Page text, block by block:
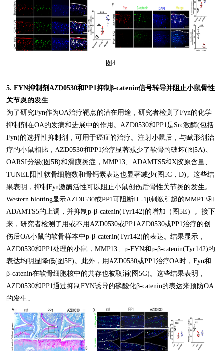
图4
5. FYN抑制剂AZD0530和PP1抑制β-catenin信号转导并阻止小鼠骨性
关节炎的发生
为了研究Fyn作为OA治疗靶点的潜在用途，研究者检测了Fyn的化学
抑制剂在OA的发病和进展中的作用。AZD0530和PP1是Src激酶(包括
Fyn)的选择性抑制剂，可用于癌症的治疗。注射小鼠后，与赋形剂治
疗的小鼠相比，AZD0530和PP1治疗显著减少了软骨的破坏(图5A)、
OARSI分级(图5B)和滑膜炎症，MMP13、ADAMTS5和X胶原含量、
TUNEL阳性软骨细胞数和骨钙素表达也显著减少(图5C，D)。这些结
果表明，抑制Fyn激酶活性可以阻止小鼠创伤后骨性关节炎的发生。
Western blotting显示AZD0530或PP1可阻断IL-1β刺激引起的MMP13和
ADAMTS5的上调，并抑制p-β-catenin(Tyr142)的增加（图5E）。接下
来，研究者检测了用或不用AZD0530或PP1AZD0530或PP1治疗的创
伤后OA小鼠的软骨样本中p-β-catenin(Tyr142)的表达。结果显示，
AZD0530和PP1处理的小鼠，MMP13、p-FYN和p-β-catenin(Tyr142)的
表达均明显降低(图5F)。此外，用AZD0530或PP1治疗OA时，Fyn和
β-catenin在软骨细胞核中的共存也被取消(图5G)。这些结果表明，
AZD0530和PP1通过抑制FYN诱导的磷酸化β-catenin的表达来预防OA
的发生。